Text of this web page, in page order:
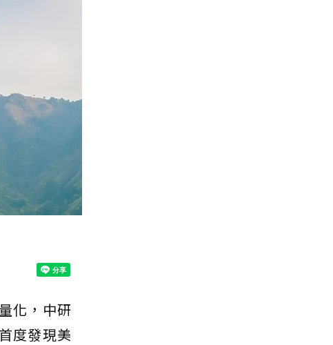
化，中研
度發現美